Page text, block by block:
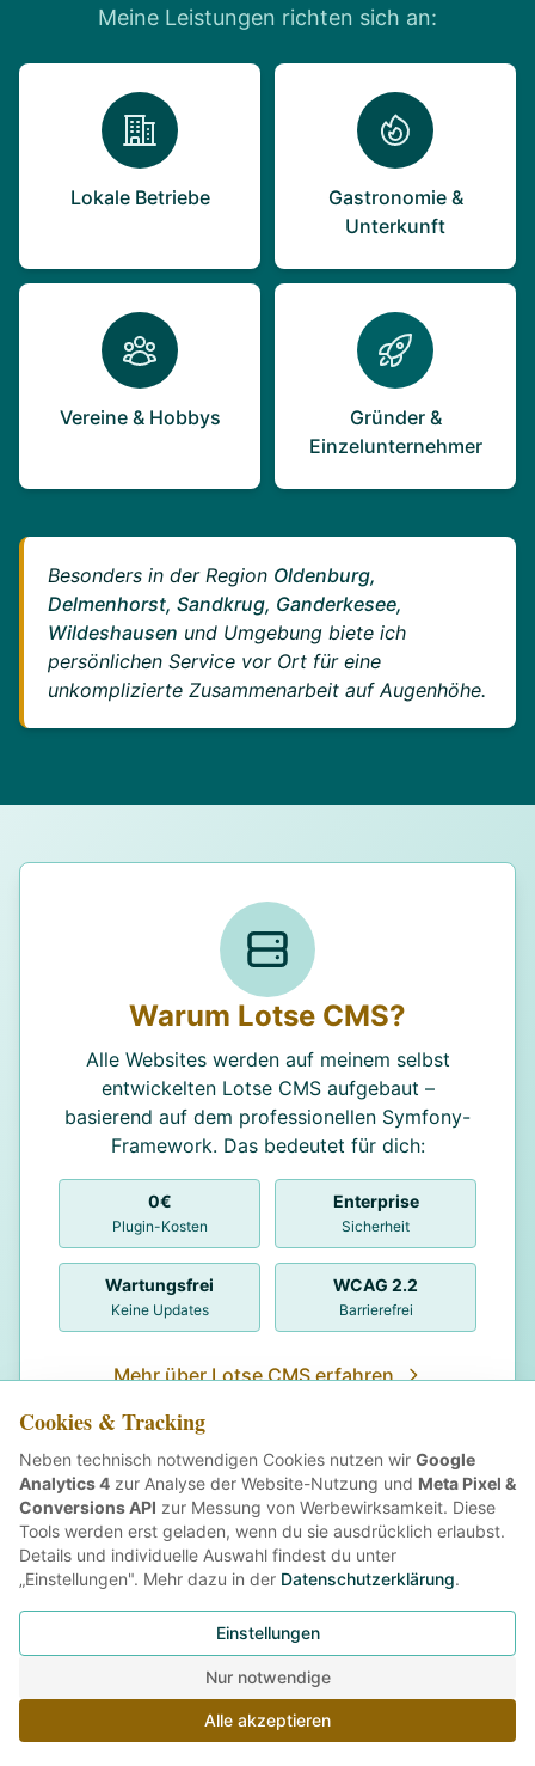
Meine Leistungen richten sich an:
Lokale Betriebe
Gastronomie &
Unterkunft
Vereine & Hobbys
Gründer &
Einzelunternehmer
Besonders in der Region Oldenburg,
Delmenhorst, Sandkrug, Ganderkesee,
Wildeshausen und Umgebung biete ich
persönlichen Service vor Ort für eine
unkomplizierte Zusammenarbeit auf Augenhöhe.
Warum Lotse CMS?
Alle Websites werden auf meinem selbst
entwickelten Lotse CMS aufgebaut –
basierend auf dem professionellen Symfony-
Framework. Das bedeutet für dich:
0€
Plugin-Kosten
Enterprise
Sicherheit
Wartungsfrei
Keine Updates
WCAG 2.2
Barrierefrei
Mehr über Lotse CMS erfahren
Du bist dir noch nicht sicher, was du
brauchst?
Lass uns einfach reden. Ich erkläre dir alles
verständlich – kostenlos & unverbindlich.
Cookies & Tracking
Neben technisch notwendigen Cookies nutzen wir Google
Analytics 4 zur Analyse der Website-Nutzung und Meta Pixel &
Conversions API zur Messung von Werbewirksamkeit. Diese
Tools werden erst geladen, wenn du sie ausdrücklich erlaubst.
Details und individuelle Auswahl findest du unter
„Einstellungen". Mehr dazu in der Datenschutzerklärung.
Einstellungen
Nur notwendige
Alle akzeptieren
Kontakt